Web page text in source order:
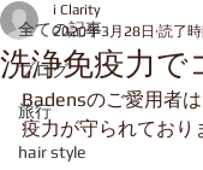
Badens Personal Beauty
バーデンス髪質改善
/ アイ クラリティ
全ての記事
ブログ
旅行
hair style
洗浄免疫力で
i Clarity
2020年3月28日 読了
Badensのご愛用者
疫力が守られており